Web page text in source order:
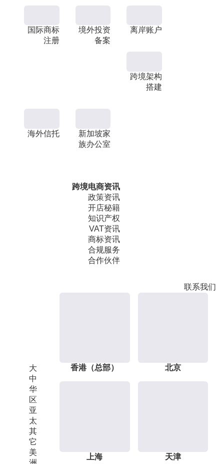
国际商标
注册
境外投资
备案
离岸账户
跨境架构
搭建
海外信托
新加坡家
族办公室
跨境电商资讯
政策资讯
开店秘籍
知识产权
VAT资讯
商标资讯
合规服务
合作伙伴
联系我们
大
中
华
区
亚
太
其
它
美
香港（总部） 北京
上海 天津